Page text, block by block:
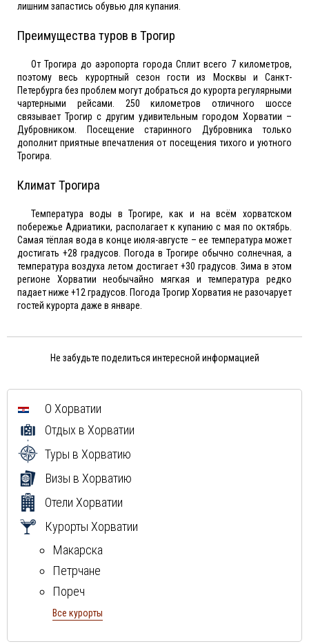
лишним запастись обувью для купания.
Преимущества туров в Трогир
От Трогира до аэропорта города Сплит всего 7 километров,
поэтому весь курортный сезон гости из Москвы и Санкт-
Петербурга без проблем могут добраться до курорта регулярными
чартерными рейсами. 250 километров отличного шоссе
связывает Трогир с другим удивительным городом Хорватии –
Дубровником. Посещение старинного Дубровника только
дополнит приятные впечатления от посещения тихого и уютного
Трогира.
Климат Трогира
Температура воды в Трогире, как и на всём хорватском
побережье Адриатики, располагает к купанию с мая по октябрь.
Самая тёплая вода в конце июля-августе – ее температура может
достигать +28 градусов. Погода в Трогире обычно солнечная, а
температура воздуха летом достигает +30 градусов. Зима в этом
регионе Хорватии необычайно мягкая и температура редко
падает ниже +12 градусов. Погода Трогир Хорватия не разочарует
гостей курорта даже в январе.
Не забудьте поделиться интересной информацией
О Хорватии
Отдых в Хорватии
Туры в Хорватию
Визы в Хорватию
Отели Хорватии
Курорты Хорватии
Макарска
Петрчане
Пореч
Пула
Все курорты